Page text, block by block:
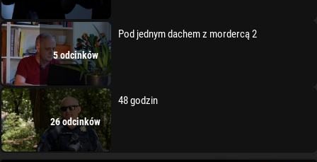
5 odcinków
Pod jednym dachem z mordercą 2
26 odcinków
48 godzin